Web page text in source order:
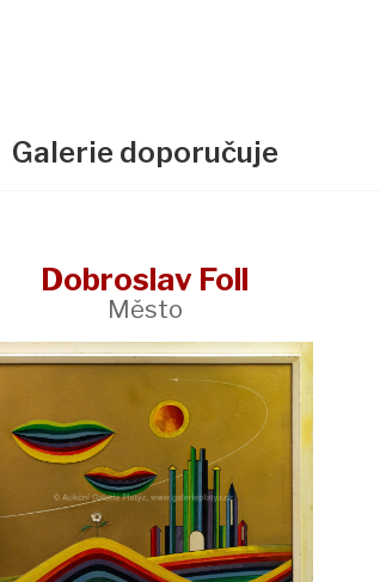
Galerie doporučuje
Dobroslav Foll
Město